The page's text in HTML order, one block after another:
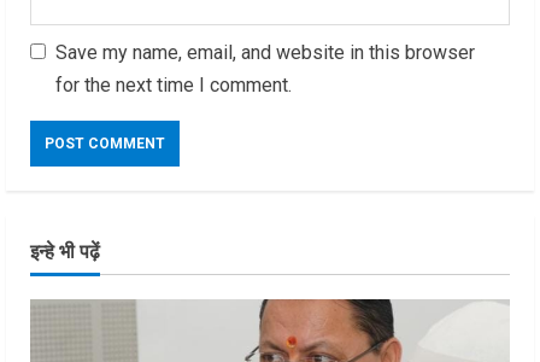
Save my name, email, and website in this browser
for the next time I comment.
इन्हे भी पढ़ें